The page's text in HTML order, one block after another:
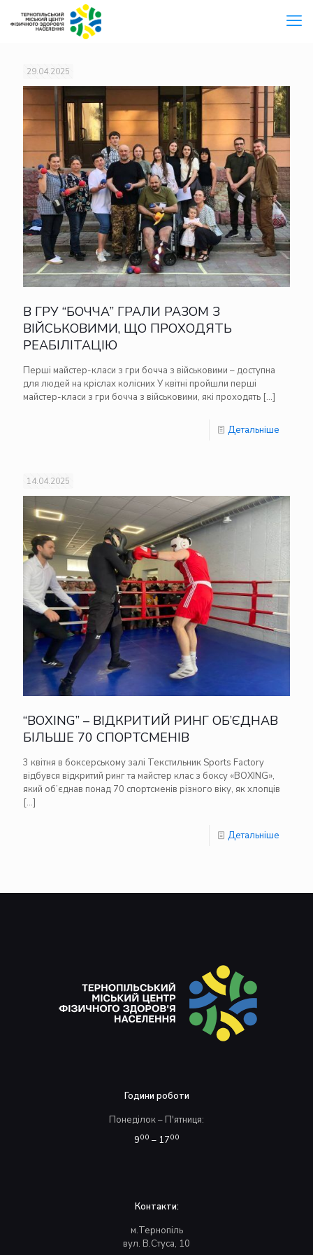
29.04.2025
В ГРУ “БОЧЧА” ГРАЛИ РАЗОМ З
ВІЙСЬКОВИМИ, ЩО ПРОХОДЯТЬ
РЕАБІЛІТАЦІЮ
Перші майстер-класи з гри бочча з військовими – доступна
для людей на кріслах колісних У квітні пройшли перші
майстер-класи з гри бочча з військовими, які проходять […]
Детальніше
14.04.2025
“BOXING” – ВІДКРИТИЙ РИНГ ОБ’ЄДНАВ
БІЛЬШЕ 70 СПОРТСМЕНІВ
3 квітня в боксерському залі Текстильник Sports Factory
відбувся відкритий ринг та майстер клас з боксу «BOXING»,
який об’єднав понад 70 спортсменів різного віку, як хлопців
[…]
Детальніше
Години роботи
Понеділок – П'ятниця:
900 – 1700
Контакти:
м.Тернопіль
вул. В.Стуса, 10